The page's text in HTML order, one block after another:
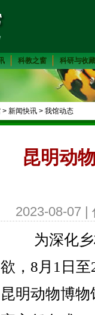
科教之窗 科研与收藏
> 新闻快讯 > 我馆动态
昆明动
2023-08-07
为深化
欲， 8月1日至
昆明动物博物